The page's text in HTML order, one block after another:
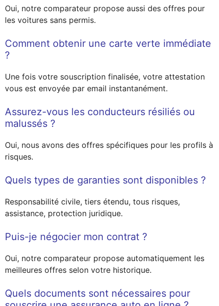
Oui, notre comparateur propose aussi des offres pour
les voitures sans permis.
Comment obtenir une carte verte immédiate
?
Une fois votre souscription finalisée, votre attestation
vous est envoyée par email instantanément.
Assurez-vous les conducteurs résiliés ou
malussés ?
Oui, nous avons des offres spécifiques pour les profils à
risques.
Quels types de garanties sont disponibles ?
Responsabilité civile, tiers étendu, tous risques,
assistance, protection juridique.
Puis-je négocier mon contrat ?
Oui, notre comparateur propose automatiquement les
meilleures offres selon votre historique.
Quels documents sont nécessaires pour